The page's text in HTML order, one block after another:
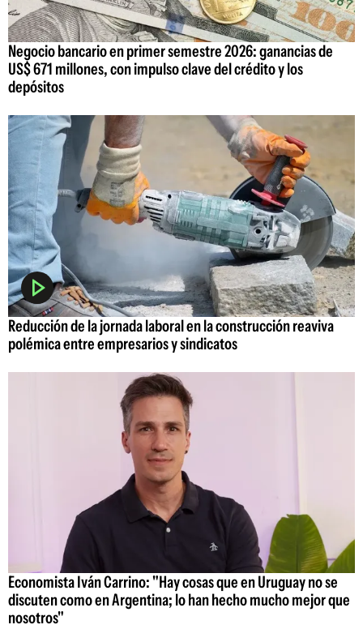
Negocio bancario en primer semestre 2026: ganancias de
US$ 671 millones, con impulso clave del crédito y los
depósitos
Reducción de la jornada laboral en la construcción reaviva
polémica entre empresarios y sindicatos
Economista Iván Carrino: "Hay cosas que en Uruguay no se
discuten como en Argentina; lo han hecho mucho mejor que
nosotros"